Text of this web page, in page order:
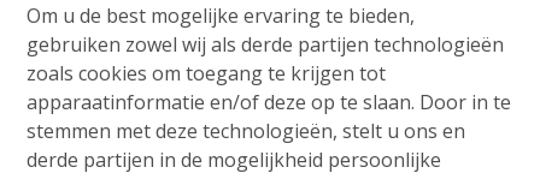
Om u de best mogelijke ervaring te bieden,
gebruiken zowel wij als derde partijen technologieën
zoals cookies om toegang te krijgen tot
apparaatinformatie en/of deze op te slaan. Door in te
stemmen met deze technologieën, stelt u ons en
derde partijen in de mogelijkheid persoonlijke
Ruime en volledig gemeubelde studentenkamer in
het hart van Brugge
Bent u op zoek naar een zorgeloze investering of een
comfortabele verblijfplaats voor uw studerende zoon
of dochter? Dan is deze instapklare studentenkamer in